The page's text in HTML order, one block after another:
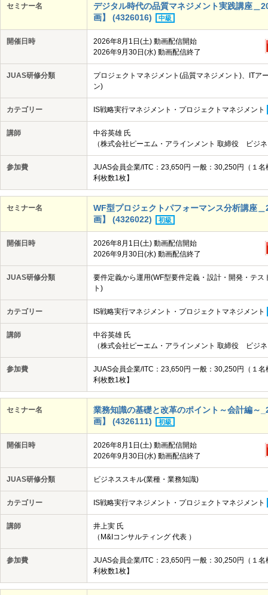
セミナー名
デジタル時代の品質マネジメント実践講座＿
画】 (4326016)
中級
開催日時
2026年8月1日(土) 動画配信開始
2026年9月30日(水) 動画配信終了
JUAS研修分類
プロジェクトマネジメント(品質マネジメント)、ITア
ン)
カテゴリー IS戦略実行マネジメント・プロジェクトマネジメント
講師
中谷英雄 氏
（株式会社ピーエム・アラインメント 取締役 ビジ
参加費
JUAS会員企業/ITC：23,650円 一般：30,250円（１
利枚数1枚】
セミナー名
WF型プロジェクトパフォーマンス分析講座
画】 (4326022)
初級
開催日時
2026年8月1日(土) 動画配信開始
2026年9月30日(水) 動画配信終了
JUAS研修分類
要件定義から運用(WF型要件定義・設計・開発・テ
ト)
カテゴリー IS戦略実行マネジメント・プロジェクトマネジメント
講師
中谷英雄 氏
（株式会社ピーエム・アラインメント 取締役 ビジ
参加費
JUAS会員企業/ITC：23,650円 一般：30,250円（１
利枚数1枚】
セミナー名
業務知識の基礎と改革のポイント～会計編～
画】 (4326111)
初級
開催日時
2026年8月1日(土) 動画配信開始
2026年9月30日(水) 動画配信終了
JUAS研修分類 ビジネススキル(業種・業務知識)
カテゴリー IS戦略実行マネジメント・プロジェクトマネジメント
講師
井上実 氏
（M&Iコンサルティング 代表 ）
参加費
JUAS会員企業/ITC：23,650円 一般：30,250円（１
利枚数1枚】